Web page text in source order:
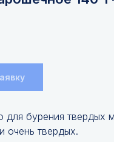
для бурения твердых
очень твердых.